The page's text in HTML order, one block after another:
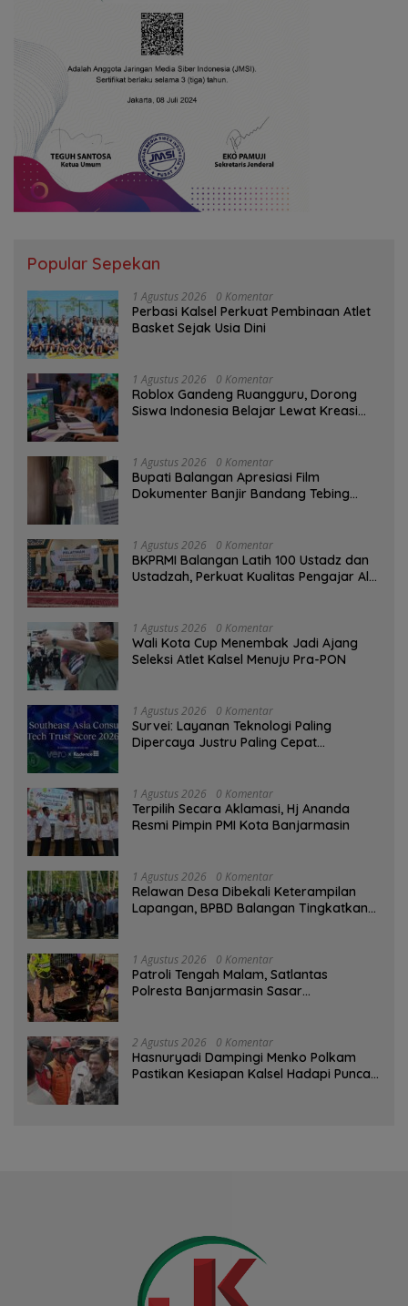
Popular Sepekan
1 Agustus 2026 0 Komentar
Perbasi Kalsel Perkuat Pembinaan Atlet
Basket Sejak Usia Dini
1 Agustus 2026 0 Komentar
Roblox Gandeng Ruangguru, Dorong
Siswa Indonesia Belajar Lewat Kreasi
1 Agustus 2026 0 Komentar
Bupati Balangan Apresiasi Film
Dokumenter Banjir Bandang Tebing
1 Agustus 2026 0 Komentar
BKPRMI Balangan Latih 100 Ustadz dan
Ustadzah, Perkuat Kualitas Pengajar Al-
1 Agustus 2026 0 Komentar
Wali Kota Cup Menembak Jadi Ajang
Seleksi Atlet Kalsel Menuju Pra-PON
1 Agustus 2026 0 Komentar
Survei: Layanan Teknologi Paling
Dipercaya Justru Paling Cepat
1 Agustus 2026 0 Komentar
‎Terpilih Secara Aklamasi, Hj Ananda
Resmi Pimpin PMI Kota Banjarmasin
1 Agustus 2026 0 Komentar
Relawan Desa Dibekali Keterampilan
Lapangan, BPBD Balangan Tingkatkan
1 Agustus 2026 0 Komentar
Patroli Tengah Malam, Satlantas
Polresta Banjarmasin Sasar
2 Agustus 2026 0 Komentar
Hasnuryadi Dampingi Menko Polkam
Pastikan Kesiapan Kalsel Hadapi Puncak